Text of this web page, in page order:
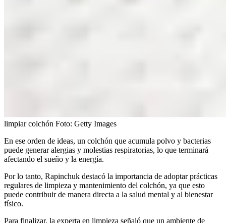
limpiar colchón Foto: Getty Images
En ese orden de ideas, un colchón que acumula polvo y bacterias
puede generar alergias y molestias respiratorias, lo que terminará
afectando el sueño y la energía.
Por lo tanto, Rapinchuk destacó la importancia de adoptar prácticas
regulares de limpieza y mantenimiento del colchón, ya que esto
puede contribuir de manera directa a la salud mental y al bienestar
físico.
Para finalizar, la experta en limpieza señaló que un ambiente de